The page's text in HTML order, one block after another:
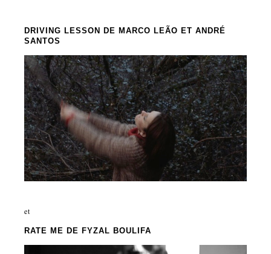
DRIVING LESSON
DE MARCO LEÃO ET ANDRÉ
SANTOS
et
RATE ME DE FYZAL BOULIFA